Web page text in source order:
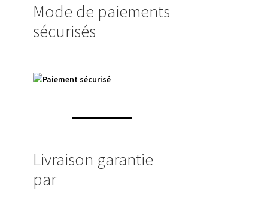
Mode de paiements
sécurisés
Livraison garantie
par